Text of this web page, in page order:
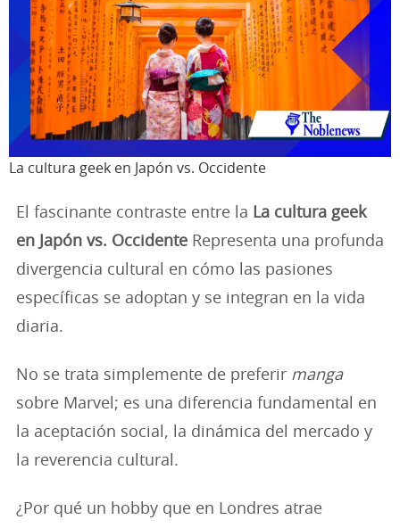
La cultura geek en Japón vs. Occidente
El fascinante contraste entre la La cultura geek
en Japón vs. Occidente Representa una profunda
divergencia cultural en cómo las pasiones
específicas se adoptan y se integran en la vida
diaria.
No se trata simplemente de preferir manga
sobre Marvel; es una diferencia fundamental en
la aceptación social, la dinámica del mercado y
la reverencia cultural.
¿Por qué un hobby que en Londres atrae